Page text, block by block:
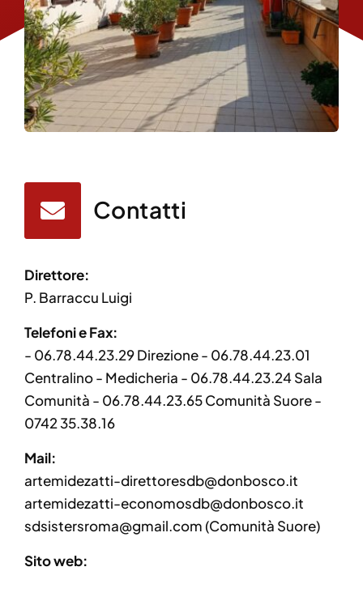
Contatti
Direttore:
P. Barraccu Luigi
Telefoni e Fax:
- 06.78.44.23.29 Direzione - 06.78.44.23.01
Centralino - Medicheria - 06.78.44.23.24 Sala
Comunità - 06.78.44.23.65 Comunità Suore -
0742 35.38.16
Mail:
artemidezatti-direttoresdb@donbosco.it
artemidezatti-economosdb@donbosco.it
sdsistersroma@gmail.com (Comunità Suore)
Sito web: